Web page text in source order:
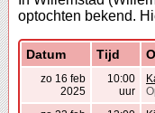
optochten bekend.
Datum Tijd
zo 16 feb
2025
10:00
uur